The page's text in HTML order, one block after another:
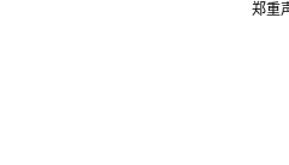
郑重